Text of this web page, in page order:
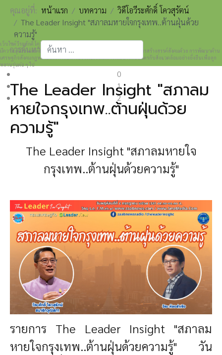
เว็บไซต์วีระศักดิ์ โควสุรัตน์ www.weerasak.org
มีความมุ่งมั่นเเละตั้งใจในการเผยแพร่เรื่องราวความรู้ความเข้าใจในการสร้างสรรค์สังคมด้วย การพัฒนาด้าน
เศรษฐกิจสังคมกฎหมายและการปกครอง เพื่อให้เกิดการพัฒนาที่เป็นมิตรกับสิ่งแวดล้อมอย่างยั่งยืนเพื่อลูก
หลานรุ่นต่อ ๆ ไป
0
1
2
คุณอยู่ที่: หน้าแรก บทความ
วิดีโอวีระศักดิ์ โควสุรัตน์
The Leader Insight "สภาลมหายใจกรุงเทพ..ต้านฝุ่นด้วย
ความรู้"
การค้นหา
Type 2 or more characters for results.
The Leader Insight "สภาลม
หายใจกรุงเทพ..ต้านฝุ่นด้วย
ความรู้"
The Leader Insight "สภาลมหายใจ
กรุงเทพ..ต้านฝุ่นด้วยความรู้"
รายการ The Leader Insight "สภาลม
หายใจกรุงเทพ..ต้านฝุ่นด้วยความรู้" วัน